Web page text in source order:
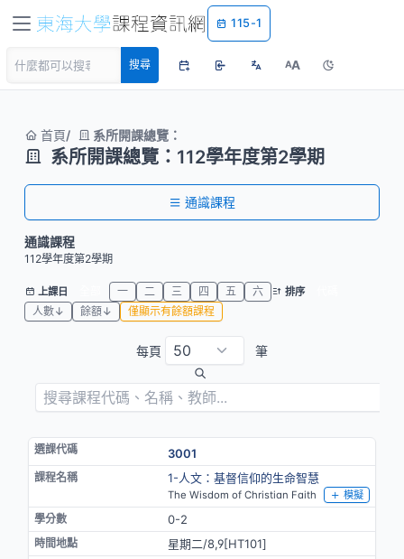
115-1
搜尋 AA
首頁 系所開課總覽：
系所開課總覽：112學年度第2學期
通識課程
通識課程
112學年度第2學期
上課日 一 二 三 四 五 六 排序
人數↓
餘額↓ 僅顯示有餘額課程
每頁 筆
3001
1-人文：基督信仰的生命智慧
The Wisdom of Christian Faith 模擬
0-2
星期二/8,9[HT101]